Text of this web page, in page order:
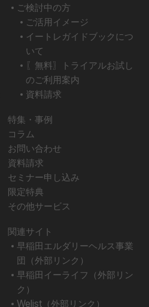
ご検討中の方
ご活用イメージ
イートレガイドブックにつ
いて
〖無料〗トライアルお試し
のご利用案内
資料請求
特集・事例
コラム
お問い合わせ
資料請求
セミナー申し込み
限定特典
その他サービス
関連サイト
早稲田エルダリーヘルス事業
団（外部リンク）
早稲田イーライフ（外部リン
ク）
Welist（外部リンク）